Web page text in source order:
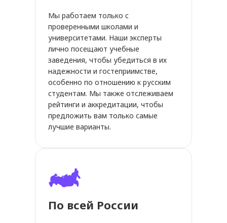
Мы работаем только с
проверенными школами и
университетами. Наши эксперты
лично посещают учебные
заведения, чтобы убедиться в их
надежности и гостеприимстве,
особенно по отношению к русским
студентам. Мы также отслеживаем
рейтинги и аккредитации, чтобы
предложить вам только самые
лучшие варианты.
По всей России